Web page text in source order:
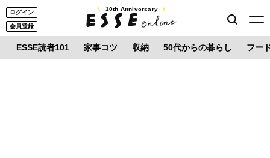
ログイン
会員登録
10th Anniversary
ESSE読者101 家事コツ 収納 50代からの暮らし フー